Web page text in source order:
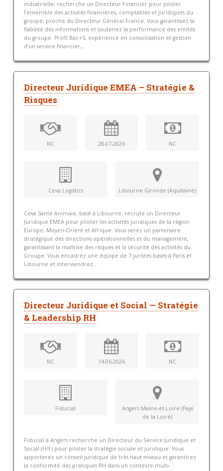
industrielle, recherche un Directeur Financier pour piloter
l’ensemble des activités financières, comptables et juridiques du
groupe, proche du Directeur Général France. Vous garantissez la
fiabilité des informations et soutenez la performance des entités
du groupe. Profil Bac+5, expérience en consolidation et gestion
d’un service financier,...
Directeur Juridique EMEA – Stratégie &
Risques
NC 28-07-2026 NC
Ceva Logistics Libourne Gironde (Aquitaine)
Ceva Santé Animale, basé à Libourne, recrute un Directeur
Juridique EMEA pour piloter les activités juridiques de la région
Europe, Moyen-Orient et Afrique. Vous serez un partenaire
stratégique des directions opérationnelles et du management,
garantissant la maîtrise des risques et la sécurité des activités du
Groupe. Vous encadrez une équipe de 7 juristes basés à Paris et
Libourne et interviendrez...
Directeur Juridique et Social — Stratégie
& Leadership RH
NC 14-06-2026 NC
Fiducial
Angers Maine-et-Loire (Pays
de la Loire)
Fiducial à Angers recherche un Directeur du Service Juridique et
Social (H/F) pour piloter la stratégie sociale et juridique. Vous
apporterez un conseil juridique de très haut niveau et garantirez
la conformité des pratiques RH dans un contexte multi-